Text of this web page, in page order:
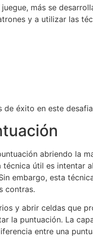
más se
y a utilizar las
de éxito en este
abriendo la
útil es intentar
embargo, esta
contras.
y abrir celdas que
la puntuación. La
entre una